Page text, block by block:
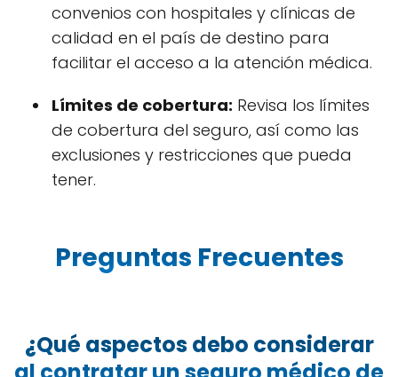
convenios con hospitales y clínicas de
calidad en el país de destino para
facilitar el acceso a la atención médica.
Límites de cobertura: Revisa los límites
de cobertura del seguro, así como las
exclusiones y restricciones que pueda
tener.
Preguntas Frecuentes
¿Qué aspectos debo considerar